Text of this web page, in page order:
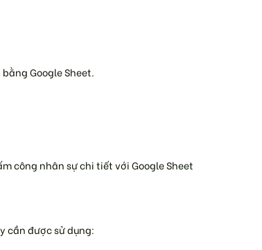
Google Sheet.
công nhân sự chi tiết với Google Sheet
cần được sử dụng: